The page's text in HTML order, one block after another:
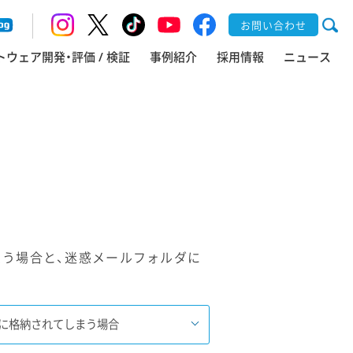
お問い合わせ
ウェア開発・評価 / 検証 事例紹介 採用情報 ニュース
場合と、迷惑メールフォルダに
格納されてしまう場合